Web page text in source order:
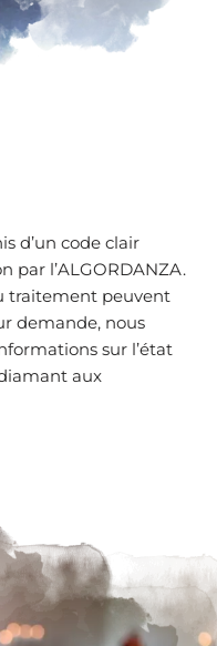
d’un code clair
par l’ALGORDANZA.
traitement peuvent
demande, nous
sur l’état
aux